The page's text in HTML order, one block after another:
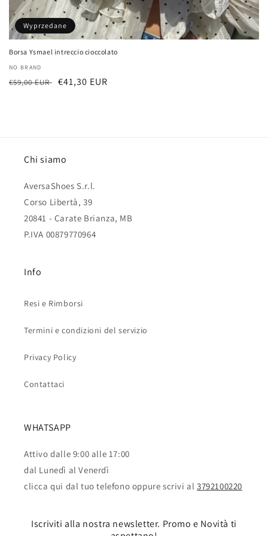
Wyprzedane
Borsa Ysmael intreccio cioccolato
Dostawca:
NO BRAND
Cena
€59,00 EUR Cena
€41,30 EUR
Chi siamo
AversaShoes S.r.l.
Corso Libertà, 39
20841 - Carate Brianza, MB
P.IVA 00879770964
Info
Resi e Rimborsi
Termini e condizioni del servizio
Privacy Policy
Contattaci
WHATSAPP
Attivo dalle 9:00 alle 17:00
dal Lunedì al Venerdì
clicca qui dal tuo telefono oppure scrivi al3792100220
Iscriviti alla nostra newsletter. Promo e Novità ti